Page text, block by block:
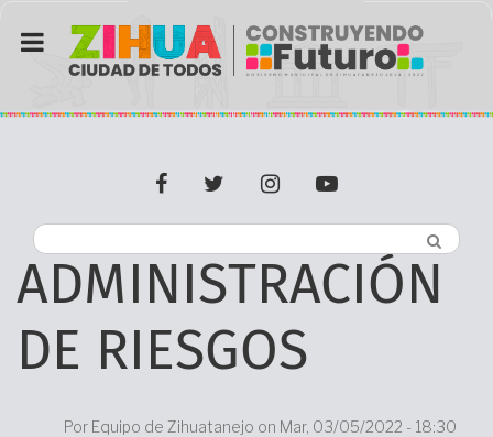
contenido
facebooktwitterInstagramyoutube
ADMINISTRACIÓN
DE RIESGOS
Por Equipo de Zihuatanejo on Mar, 03/05/2022 - 18:30